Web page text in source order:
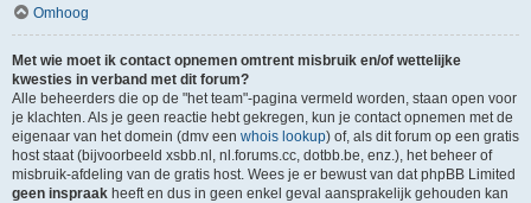
Omhoog
Met wie moet ik contact opnemen omtrent misbruik en/of wettelijke
kwesties in verband met dit forum?
Alle beheerders die op de "het team"-pagina vermeld worden, staan open voor
je klachten. Als je geen reactie hebt gekregen, kun je contact opnemen met de
eigenaar van het domein (dmv een whois lookup) of, als dit forum op een gratis
host staat (bijvoorbeeld xsbb.nl, nl.forums.cc, dotbb.be, enz.), het beheer of
misbruik-afdeling van de gratis host. Wees je er bewust van dat phpBB Limited
geen inspraak heeft en dus in geen enkel geval aansprakelijk gehouden kan